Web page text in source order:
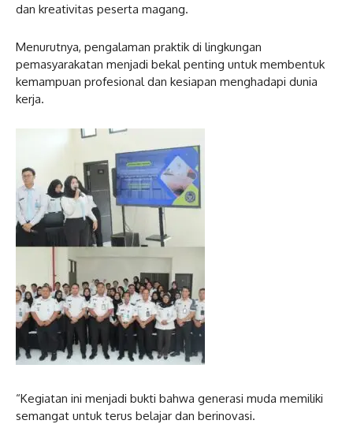
dan kreativitas peserta magang.
Menurutnya, pengalaman praktik di lingkungan
pemasyarakatan menjadi bekal penting untuk membentuk
kemampuan profesional dan kesiapan menghadapi dunia
kerja.
“Kegiatan ini menjadi bukti bahwa generasi muda memiliki
semangat untuk terus belajar dan berinovasi.